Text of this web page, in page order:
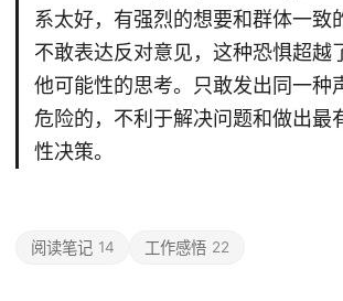
系太好，有强烈的想要和群体一致
不敢表达反对意见，这种恐惧超越
他可能性的思考。只敢发出同一种
危险的，不利于解决问题和做出最
性决策。
阅读笔记 14 工作感悟 22